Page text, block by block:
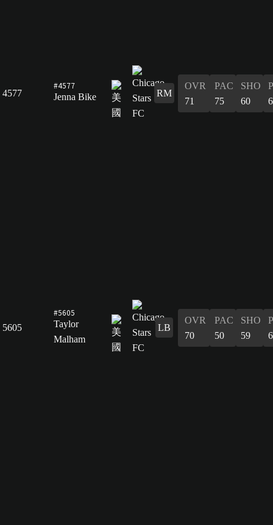
4577
#4577
Jenna Bike
RM
OVR
71
PAC
75
SHO
60
5605
#5605
Taylor
Malham
LB
OVR
70
PAC
50
SHO
59